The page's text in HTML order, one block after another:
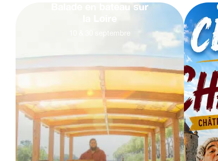
Balade en bateau sur
septembre